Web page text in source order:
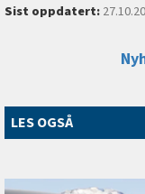
Sist oppdatert:
LES OGSÅ